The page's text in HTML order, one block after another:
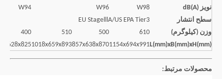
نویز dB(A) W98
W96
W94
سطح انتشار
EU StagelllA/US EPA Tier3
وزن (کیلوگرم)
610
500
510
400
L(mm)xB(mm)xH(mm)
1154x694x991
857x638x870
1018x659x893
محصولات مرتبط: